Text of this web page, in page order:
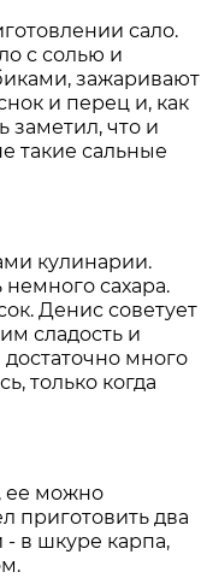
сало.
с солью и
зажаривают
и перец и, как
заметил, что и
такие сальные
кулинарии.
сахара.
Денис советует
сладость и
много
только когда
ее можно
приготовить два
- в шкуре карпа,